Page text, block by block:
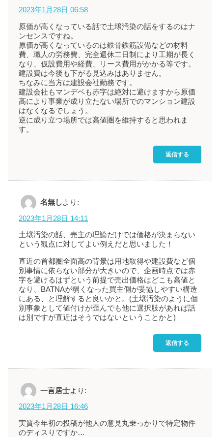
2023年1月28日 06:58
原価が高くなっている話で土壌汚染の話をするのはナ
ンセンスですね。
原価が高くなっているのは鉄骨鉄筋設備などの材料
費、職人の労務費、完全週休二日制により工期が長く
なり、仮設費用や経費、リース費用がかかる等です。
建設費は今後も下がる見込みはありません。
ちなみに当方は建設会社勤務です。
建設会社もマンデベも赤字は絶対に避けますから原価
高により事業が成り立たない場所でのマンション建設
はなくなるでしょう。
逆に成り立つ場所では高値圏を維持すると思われま
す。
返信する
名無しより:
2023年1月28日 14:11
土壌汚染の話、売主の理論だけでは価格が決まらない
という観点に対してよい例えだと思いました！
直近の首都圏全面高の背景は用地取得や建設費など個
別事情に依らない部分が大きいので、企画時点では赤
字を避けるはずという前提で売出価格はどこも高値と
なり、BATNAが弱くなった買主側が妥協しやすい構造
にある、と理解すると良いかと。(土壌汚染のように個
別事象として値付けが歪んでも他に選択肢があれば話
は別ですが直近はそうではないということかと)
返信する
一言居士より:
2023年1月28日 16:46
実質今年初の投稿が他人の意見丸乗っかりで特定物件
のディスりですか…